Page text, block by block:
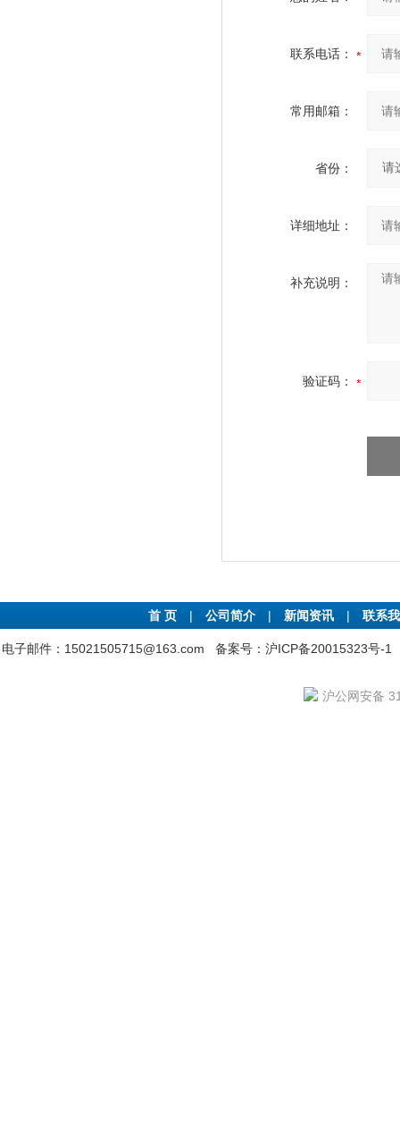
联系电话：
常用邮箱：
省份：
详细地址：
补充说明：
验证码：
首 页 | 公司简介 | 新闻资讯 | 联系
电子邮件：15021505715@163.com 备案号：沪ICP备20015323号-1
沪公网安备